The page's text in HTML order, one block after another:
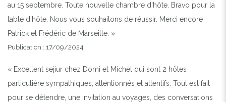
au 15 septembre. Toute nouvelle chambre d'hôte. Bravo pour la
table d'hôte. Nous vous souhaitons de réussir. Merci encore
Patrick et Frédéric de Marseille. »
Publication : 17/09/2024
« Excellent sejiur chez Domi et Michel qui sont 2 hôtes
particulière sympathiques, attentionnés et attentifs. Tout est fait
pour se détendre, une invitation au voyages, des conversations